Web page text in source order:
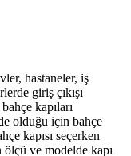
hastaneler, iş
giriş çıkışı
kapıları
olduğu için bahçe
kapısı seçerken
ve modelde kapı